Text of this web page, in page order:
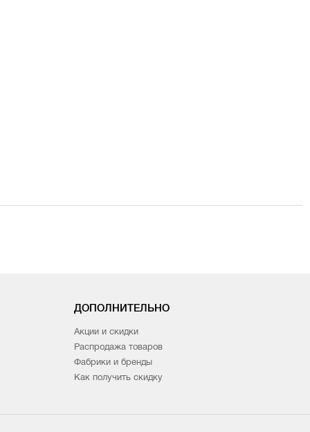
ДОПОЛНИТЕЛЬНО
Акции и скидки
Распродажа товаров
Фабрики и бренды
Как получить скидку